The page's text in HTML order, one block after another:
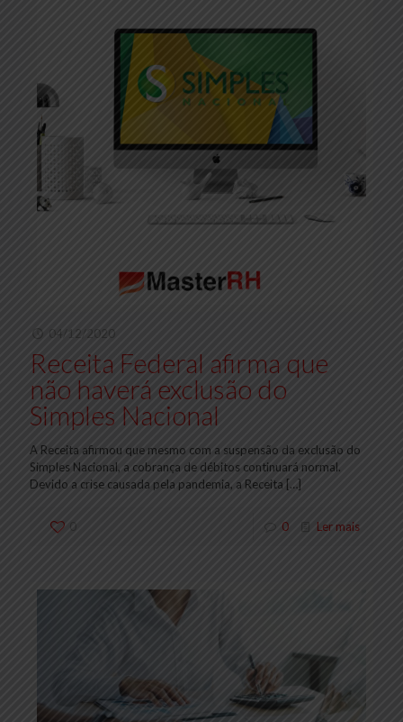
04/12/2020
Receita Federal afirma que
não haverá exclusão do
Simples Nacional
A Receita afirmou que mesmo com a suspensão da exclusão do
Simples Nacional, a cobrança de débitos continuará normal.
Devido a crise causada pela pandemia, a Receita […]
0 0 Ler mais